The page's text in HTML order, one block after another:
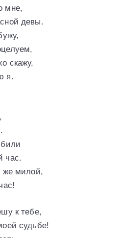
мне,
девы.
скажу,
я.
час.
же милой,
к тебе,
судьбе!